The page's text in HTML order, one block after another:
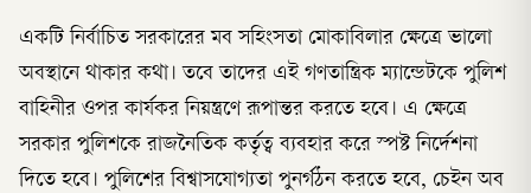
একটি নির্বাচিত সরকারের মব সহিংসতা মোকাবিলার ক্ষেত্রে ভালো
অবস্থানে থাকার কথা। তবে তাদের এই গণতান্ত্রিক ম্যান্ডেটকে পুলিশ
বাহিনীর ওপর কার্যকর নিয়ন্ত্রণে রূপান্তর করতে হবে। এ ক্ষেত্রে
সরকার পুলিশকে রাজনৈতিক কর্তৃত্ব ব্যবহার করে স্পষ্ট নির্দেশনা
দিতে হবে। পুলিশের বিশ্বাসযোগ্যতা পুনর্গঠন করতে হবে, চেইন অব